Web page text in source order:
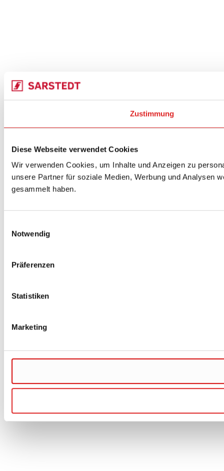
Zustimmung
Diese Webseite verwendet Cookies
Wir verwenden Cookies, um Inhalte und Anzeigen zu
unsere Partner für soziale Medien, Werbung und Analysen
gesammelt haben.
Notwendig
Präferenzen
Statistiken
Marketing